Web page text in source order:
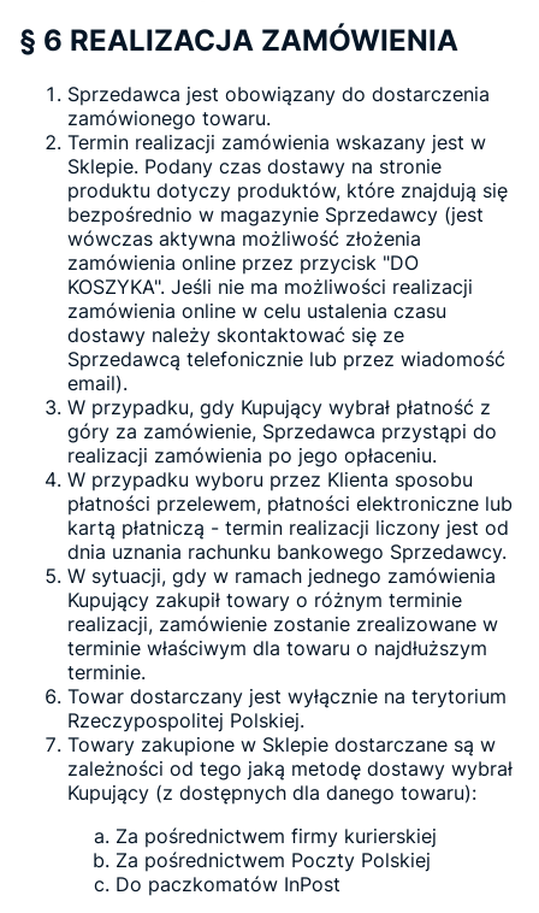
§ 6 REALIZACJA ZAMÓWIENIA
Sprzedawca jest obowiązany do dostarczenia
zamówionego towaru.
Termin realizacji zamówienia wskazany jest w
Sklepie. Podany czas dostawy na stronie
produktu dotyczy produktów, które znajdują się
bezpośrednio w magazynie Sprzedawcy (jest
wówczas aktywna możliwość złożenia
zamówienia online przez przycisk "DO
KOSZYKA". Jeśli nie ma możliwości realizacji
zamówienia online w celu ustalenia czasu
dostawy należy skontaktować się ze
Sprzedawcą telefonicznie lub przez wiadomość
email).
W przypadku, gdy Kupujący wybrał płatność z
góry za zamówienie, Sprzedawca przystąpi do
realizacji zamówienia po jego opłaceniu.
W przypadku wyboru przez Klienta sposobu
płatności przelewem, płatności elektroniczne lub
kartą płatniczą - termin realizacji liczony jest od
dnia uznania rachunku bankowego Sprzedawcy.
W sytuacji, gdy w ramach jednego zamówienia
Kupujący zakupił towary o różnym terminie
realizacji, zamówienie zostanie zrealizowane w
terminie właściwym dla towaru o najdłuższym
terminie.
Towar dostarczany jest wyłącznie na terytorium
Rzeczypospolitej Polskiej.
Towary zakupione w Sklepie dostarczane są w
zależności od tego jaką metodę dostawy wybrał
Kupujący (z dostępnych dla danego towaru):
Za pośrednictwem firmy kurierskiej
Za pośrednictwem Poczty Polskiej
Do paczkomatów InPost